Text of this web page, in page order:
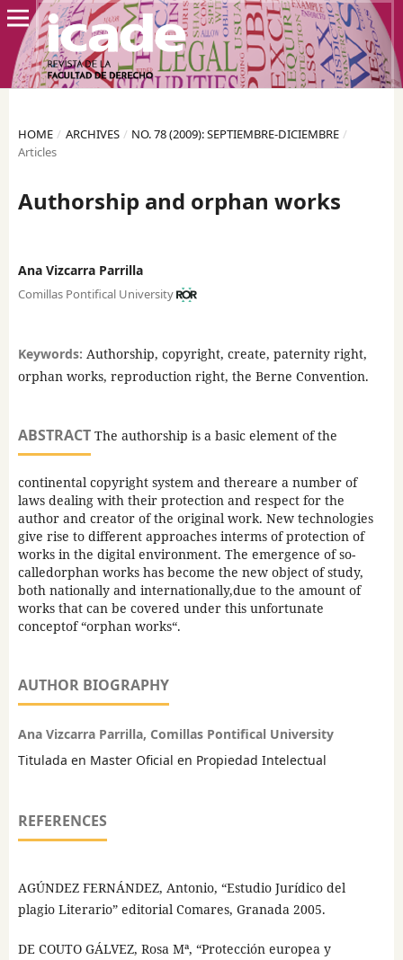
HOME / ARCHIVES / NO. 78 (2009): SEPTIEMBRE-DICIEMBRE /
Articles
Authorship and orphan works
Ana Vizcarra Parrilla
Comillas Pontifical University
Keywords: Authorship, copyright, create, paternity right,
orphan works, reproduction right, the Berne Convention.
ABSTRACTThe authorship is a basic element of the
continental copyright system and thereare a number of
laws dealing with their protection and respect for the
author and creator of the original work. New technologies
give rise to different approaches interms of protection of
works in the digital environment. The emergence of so-
calledorphan works has become the new object of study,
both nationally and internationally,due to the amount of
works that can be covered under this unfortunate
conceptof “orphan works“.
AUTHOR BIOGRAPHY
Ana Vizcarra Parrilla, Comillas Pontifical University
Titulada en Master Oficial en Propiedad Intelectual
REFERENCES
AGÚNDEZ FERNÁNDEZ, Antonio, “Estudio Jurídico del
plagio Literario” editorial Comares, Granada 2005.
DE COUTO GÁLVEZ, Rosa Mª, “Protección europea y